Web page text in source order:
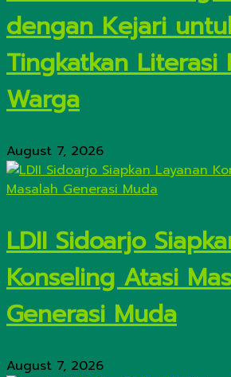
dengan Kejari
Tingkatkan Literasi
Warga
August 7, 2026
LDII Sidoarjo
Konseling Atasi
Generasi Muda
August 7, 2026